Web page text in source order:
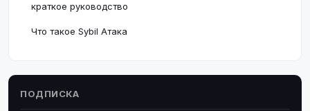
краткое руководство
Что такое Sybil Атака
ПОДПИСКА